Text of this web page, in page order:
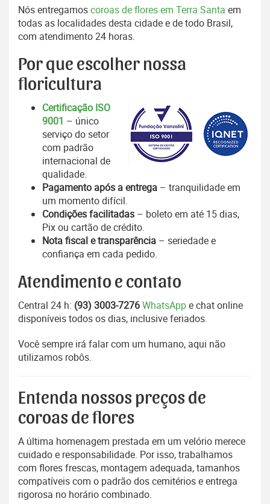
Nós entregamoscoroas de flores em Terra Santa em
todas as localidades desta cidade e de todo Brasil,
com atendimento 24 horas.
Por que escolher nossa
floricultura
Certificação ISO
9001 – único
serviço do setor
com padrão
internacional de
qualidade.
Pagamento após a entrega – tranquilidade em
um momento difícil.
Condições facilitadas – boleto em até 15 dias,
Pix ou cartão de crédito.
Nota fiscal e transparência – seriedade e
confiança em cada pedido.
Atendimento e contato
Central 24 h: (93) 3003-7276WhatsAppe chat online
disponíveis todos os dias, inclusive feriados.
Você sempre irá falar com um humano, aqui não
utilizamos robôs.
Entenda nossos preços de
coroas de flores
A última homenagem prestada em um velório merece
cuidado e responsabilidade. Por isso, trabalhamos
com flores frescas, montagem adequada, tamanhos
compatíveis com o padrão dos cemitérios e entrega
rigorosa no horário combinado.